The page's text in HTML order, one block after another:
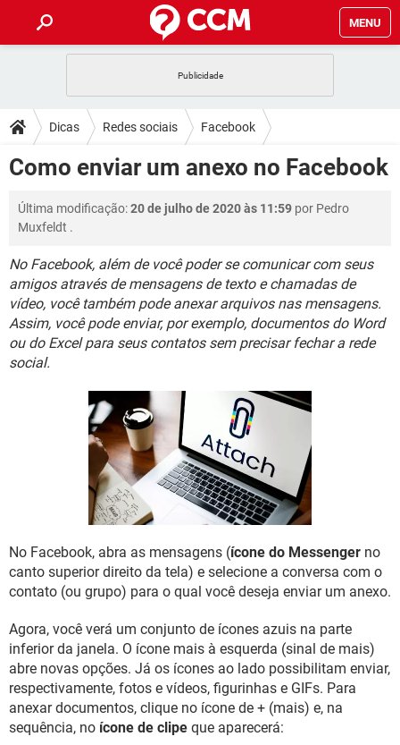
MENU
CELULAR FACEBOOK
OUTLOOK EXCEL
GUIA DE COMPRAS
DICAS
JOGOS WHATSAPP
CELULAR FACEBOOK
OUTLOOK EXCEL
GUIA DE COMPRAS
DOWNLOADS
CELULAR
INSTAGRAM GMAIL
GUIA DE COMPRAS
FÓRUM
CELULAR FACEBOOK
OUTLOOK EXCEL
INSTAGRAM GMAIL
GUIA DE COMPRAS
JOGOS WHATSAPP
CELULAR FACEBOOK
OUTLOOK EXCEL
GUIA DE COMPRAS
Dicas Redes sociais Facebook
Como enviar um anexo no Facebook
Última modificação:20 de julho de 2020 às 11:59 por Pedro
Muxfeldt .
No Facebook, além de você poder se comunicar com seus
amigos através de mensagens de texto e chamadas de
vídeo, você também pode anexar arquivos nas mensagens.
Assim, você pode enviar, por exemplo, documentos do Word
ou do Excel para seus contatos sem precisar fechar a rede
social.
No Facebook, abra as mensagens (ícone do Messenger no
canto superior direito da tela) e selecione a conversa com o
contato (ou grupo) para o qual você deseja enviar um anexo.
Agora, você verá um conjunto de ícones azuis na parte
inferior da janela. O ícone mais à esquerda (sinal de mais)
abre novas opções. Já os ícones ao lado possibilitam enviar,
respectivamente, fotos e vídeos, figurinhas e GIFs. Para
anexar documentos, clique no ícone de + (mais) e, na
sequência, no ícone de clipe que aparecerá: